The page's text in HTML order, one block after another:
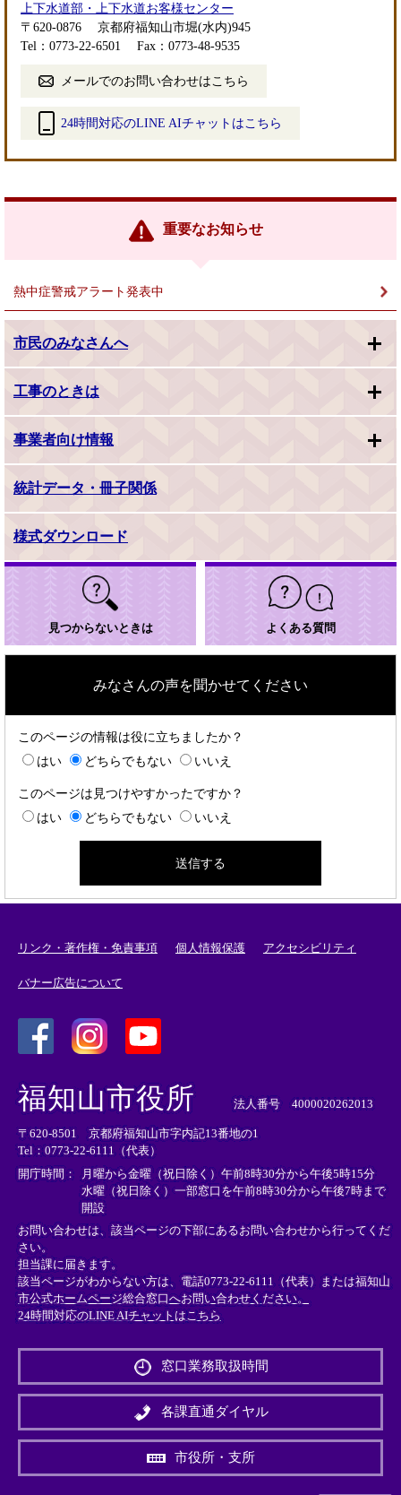
上下水道部・上下水道お客様センター
〒620-0876
京都府福知山市堀(水内)945
Tel：0773-22-6501
Fax：0773-48-9535
メールでのお問い合わせはこちら
24時間対応のLINE AIチャットはこちら
リ
重要なお知らせ
熱中症警戒アラート発表中
市民のみなさんへ
工事のときは
事業者向け情報
統計データ・冊子関係
様式ダウンロード
見つからないときは よくある質問
みなさんの声を聞かせてください
このページの情報は役に立ちましたか？
はい
どちらでもない いいえ
このページは見つけやすかったですか？
はい
どちらでもない いいえ
リンク・著作権・免責事項 個人情報保護 アクセシビリティ
バナー広告について
外
部
リ
ン
ク
＞
外
リ
ン
ク
＞
外
部
ン
ク
＞
福知山市役所 法人番号 4000020262013
〒620-8501 京都府福知山市字内記13番地の1
Tel：0773-22-6111（代表）
開庁時間： 月曜から金曜（祝日除く）午前8時30分から午後5時15分
水曜（祝日除く）一部窓口を午前8時30分から午後7時まで
開設
お問い合わせは、該当ページの下部にあるお問い合わせから行ってくだ
さい。
担当課に届きます。
該当ページがわからない方は、電話0773-22-6111（代表）または福知山
市公式ホームページ総合窓口へお問い合わせください。
24時間対応のLINE AIチャットはこちら
外
リ
ン
＞
窓口業務取扱時間
各課直通ダイヤル
市役所・支所